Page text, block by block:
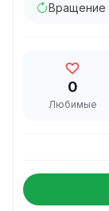
Вращение
0
Любимые